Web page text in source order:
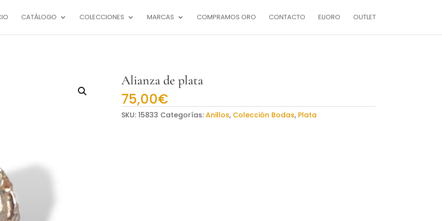
CATÁLOGO COLECCIONES MARCAS COMPRAMOS ORO CONTACTO ELIORO OUTLET
Alianza de plata
75,00€
SKU: 15833 Categorías: Anillos, Colección Bodas, Plata